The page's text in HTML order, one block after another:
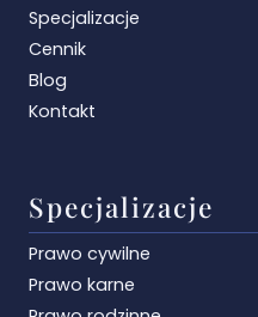
Specjalizacje
Cennik
Blog
Kontakt
Specjalizacje
Prawo cywilne
Prawo karne